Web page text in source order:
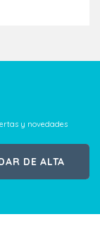
y novedades
DE ALTA